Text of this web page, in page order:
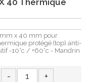
x 40 mm pour
protégé (top) anti-
-10°c / +60°c - Mandrin
- +